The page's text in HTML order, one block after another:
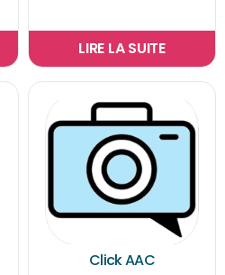
LIRE LA SUITE
Click AAC